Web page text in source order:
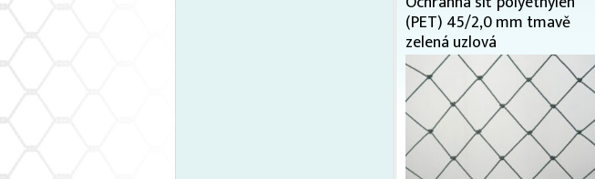
(PET) 45/2,0 mm tmavě
zelená uzlová